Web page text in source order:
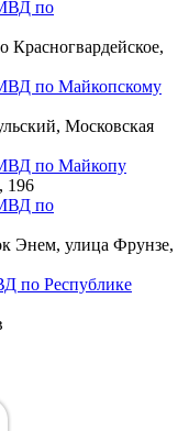
по
Красногвардейское,
по Майкопскому
Московская
по Майкопу
196
по
Энем, улица Фрунзе,
по Республике